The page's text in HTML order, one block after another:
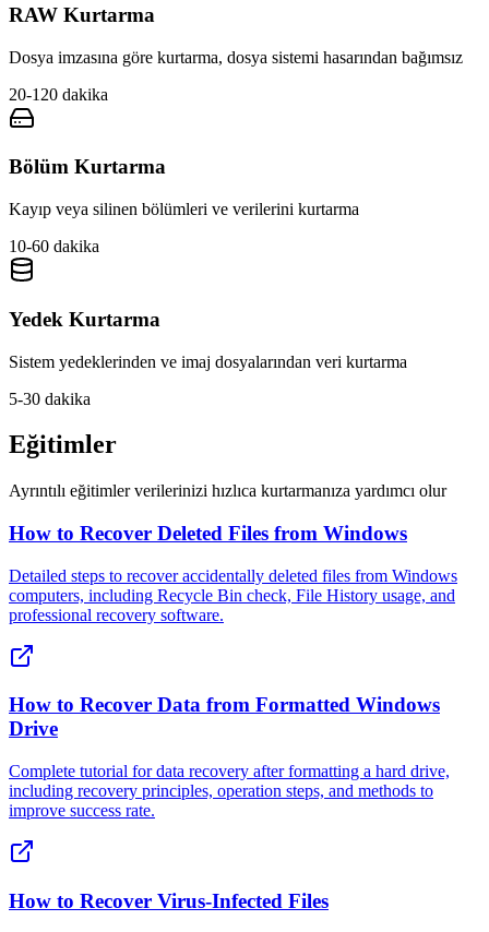
RAW Kurtarma
Dosya imzasına göre kurtarma, dosya sistemi hasarından bağımsız
20-120 dakika
Bölüm Kurtarma
Kayıp veya silinen bölümleri ve verilerini kurtarma
10-60 dakika
Yedek Kurtarma
Sistem yedeklerinden ve imaj dosyalarından veri kurtarma
5-30 dakika
Eğitimler
Ayrıntılı eğitimler verilerinizi hızlıca kurtarmanıza yardımcı olur
How to Recover Deleted Files from Windows
Detailed steps to recover accidentally deleted files from Windows
computers, including Recycle Bin check, File History usage, and
professional recovery software.
How to Recover Data from Formatted Windows
Drive
Complete tutorial for data recovery after formatting a hard drive,
including recovery principles, operation steps, and methods to
improve success rate.
How to Recover Virus-Infected Files